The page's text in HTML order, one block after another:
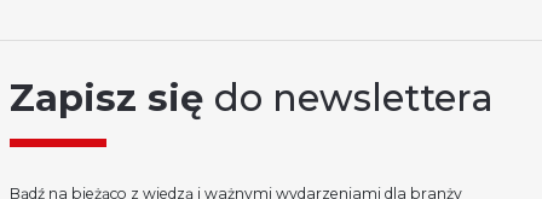
Zapisz się do newslettera
Bądź na bieżąco z wiedzą i ważnymi wydarzeniami dla branży